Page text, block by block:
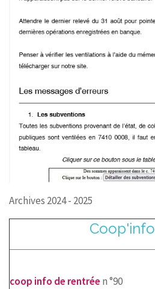
Archives 2024 - 2025
Coop'info
coop info de rentrée n °90